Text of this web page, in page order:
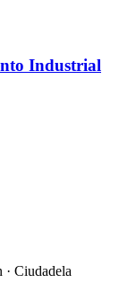
Industrial
· Ciudadela